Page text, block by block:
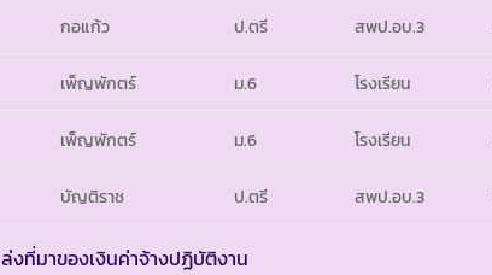
กอแก้ว ป.ตรี สพป.อบ.3
เพ็ญพักตร์ ม.6 โรงเรียน
เพ็ญพักตร์ ม.6 โรงเรียน
บัญติราช ป.ตรี สพป.อบ.3
ที่มาของเงินค่าจ้างปฏิบัติงาน